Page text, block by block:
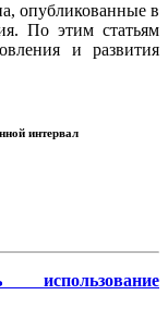
опубликованные в
По этим статьям
и развития
интервал